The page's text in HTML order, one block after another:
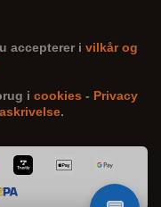
accepterer i vilkår og
i cookies - Privacy
.